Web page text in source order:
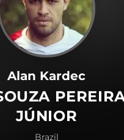
Alan Kardec
JÚNIOR
Brazil